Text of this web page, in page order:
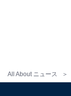
All About ニュース